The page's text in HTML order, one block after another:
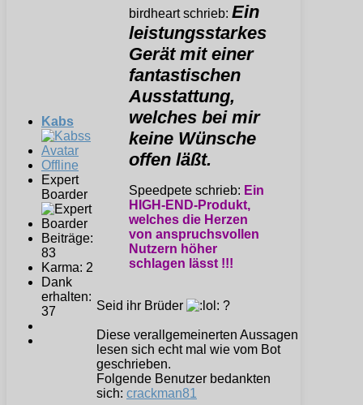
Kabs
Offline
Expert
Boarder
Beiträge:
83
Karma: 2
Dank
erhalten:
37
birdheart schrieb: Ein
leistungsstarkes
Gerät mit einer
fantastischen
Ausstattung,
welches bei mir
keine Wünsche
offen läßt.
Speedpete schrieb: Ein
HIGH-END-Produkt,
welches die Herzen
von anspruchsvollen
Nutzern höher
schlagen lässt !!!
Seid ihr Brüder ?
Diese verallgemeinerten Aussagen
lesen sich echt mal wie vom Bot
geschrieben.
Folgende Benutzer bedankten
sich: crackman81